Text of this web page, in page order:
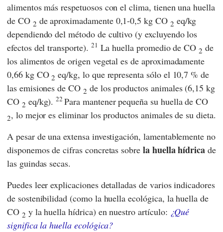
alimentos más respetuosos con el clima, tienen una huella
de CO 2 de aproximadamente 0,1-0,5 kg CO 2 eq/kg
dependiendo del método de cultivo (y excluyendo los
efectos del transporte). 21 La huella promedio de CO2 de
los alimentos de origen vegetal es de aproximadamente
0,66 kg CO2 eq/kg, lo que representa sólo el 10,7 % de
las emisiones de CO 2 de los productos animales (6,15 kg
CO 2 eq/kg).22 Para mantener pequeña su huella de CO
2, lo mejor es eliminar los productos animales de su dieta.
A pesar de una extensa investigación, lamentablemente no
disponemos de cifras concretas sobrela huella hídrica de
las guindas secas.
Puedes leer explicaciones detalladas de varios indicadores
de sostenibilidad (como la huella ecológica, la huella de
CO 2 y la huella hídrica) en nuestro artículo: ¿Qué
significa la huella ecológica?